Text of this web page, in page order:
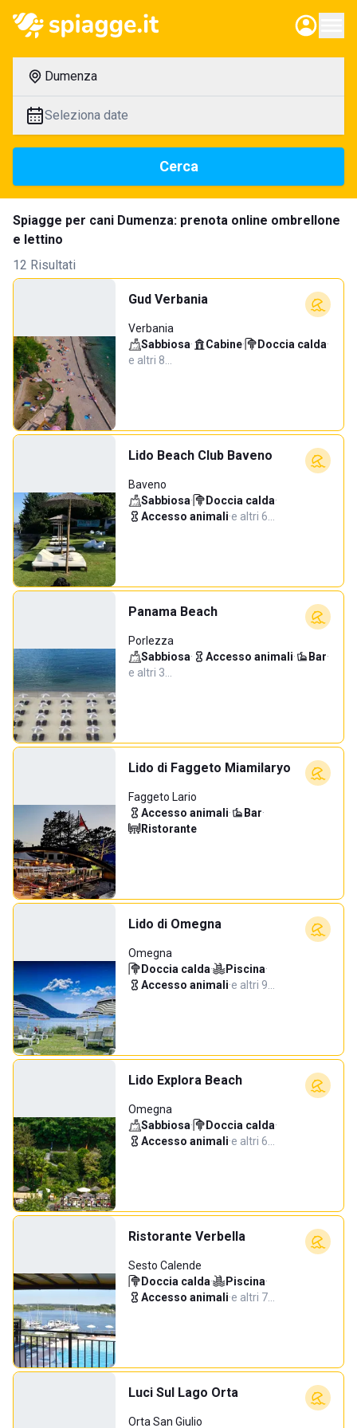
Dumenza
Seleziona date
Cerca
Spiagge per cani Dumenza: prenota online ombrellone
e lettino
12 Risultati
Gud Verbania
Verbania
Sabbiosa· Cabine· Doccia calda·
e altri 8…
Lido Beach Club Baveno
Baveno
Sabbiosa· Doccia calda·
Accesso animali·e altri 6…
Panama Beach
Porlezza
Sabbiosa· Accesso animali· Bar·
e altri 3…
Lido di Faggeto Miamilaryo
Faggeto Lario
Accesso animali· Bar·
Ristorante
Lido di Omegna
Omegna
Doccia calda· Piscina·
Accesso animali·e altri 9…
Lido Explora Beach
Omegna
Sabbiosa· Doccia calda·
Accesso animali·e altri 6…
Ristorante Verbella
Sesto Calende
Doccia calda· Piscina·
Accesso animali·e altri 7…
Luci Sul Lago Orta
Orta San Giulio